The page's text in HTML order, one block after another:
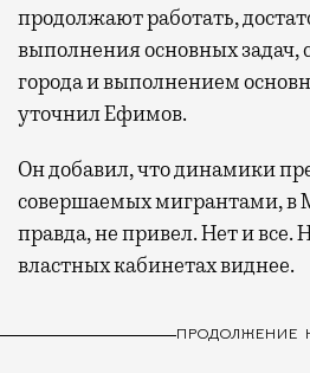
продолжают работать,
выполнения основных задач,
города и выполнением
уточнил Ефимов.
Он добавил, что динамики
совершаемых мигрантами, в
правда, не привел. Нет и все.
властных кабинетах виднее.
ПРОДОЛЖЕНИЕ